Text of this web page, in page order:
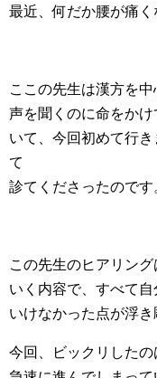
最近、何だか腰が痛く
ここの先生は漢方を
声を聞くのに命をか
いて、今回初めて行
て
診てくださったのです
この先生のヒアリン
いく内容で、すべて
いけなかった点が浮き
今回、ビックリした